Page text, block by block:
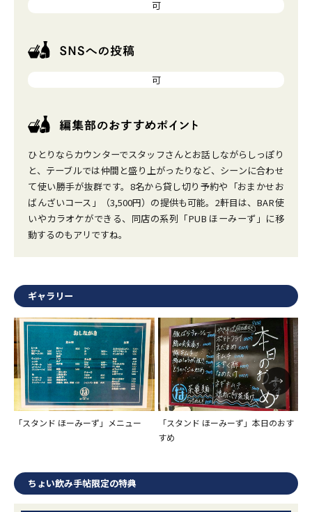
可
可
ひとりならカウンターでスタッフさんとお話しながらしっぽり
と、テーブルでは仲間と盛り上がったりなど、シーンに合わせ
て使い勝手が抜群です。8名から貸し切り予約や「おまかせお
ばんざいコース」（3,500円）の提供も可能。2軒目は、BAR使
いやカラオケができる、同店の系列「PUB ほーみーず」に移
動するのもアリですね。
ギャラリー
「スタンド ほーみーず」メニュー
「スタンド ほーみーず」本日のおす
すめ
ちょい飲み手帖限定の特典